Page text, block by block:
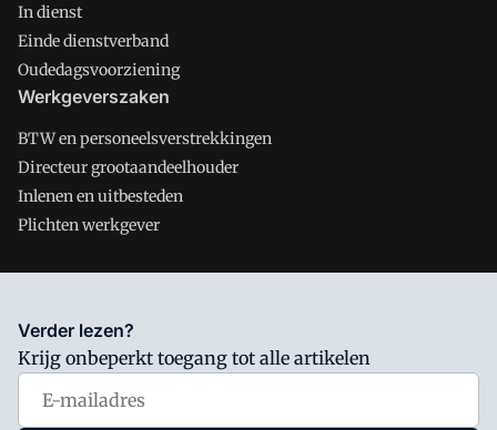
In dienst
Einde dienstverband
Oudedagsvoorziening
Werkgeverszaken
BTW en personeelsverstrekkingen
Directeur grootaandeelhouder
Inlenen en uitbesteden
Plichten werkgever
Salarisnet is onderdeel van VMN media. Lees in
waar VMN media voor staat. Op gebruik van deze site zijn de
volgende regelingen van toepassing:Algemene Voorwaarden
Privacy en Cookie beleid
Verder lezen?
Krijg onbeperkt toegang tot alle artikelen